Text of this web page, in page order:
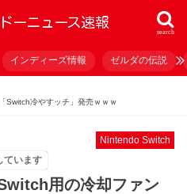
search
インディーズ情報 ゼルダの伝説
Switch冷やすッチ」発売ｗｗｗ
Nintendo Switch
ています
用の冷却ファン